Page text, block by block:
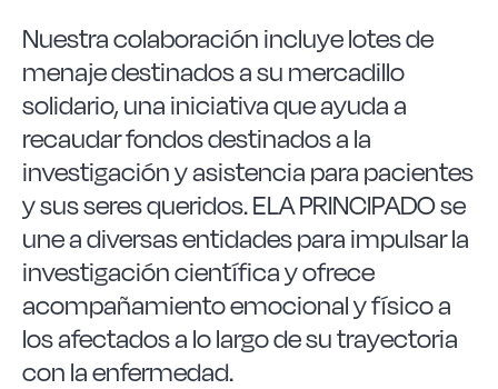
Nuestra colaboración incluye lotes de
menaje destinados a su mercadillo
solidario, una iniciativa que ayuda a
recaudar fondos destinados a la
investigación y asistencia para pacientes
y sus seres queridos. ELA PRINCIPADO se
une a diversas entidades para impulsar la
investigación científica y ofrece
acompañamiento emocional y físico a
los afectados a lo largo de su trayectoria
con la enfermedad.